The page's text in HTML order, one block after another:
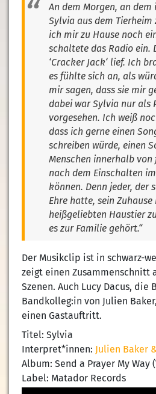
An dem Morgen, an
Sylvia aus dem
ich mir zu Hause noch
schaltete das Radio ein.
‘Cracker Jack‘ lief. Ich
es fühlte sich an, als
mir sagen, dass sie mir
dabei war Sylvia nur als
vorgesehen. Ich weiß
dass ich gerne einen
schreiben würde, einen
Menschen innerhalb von
nach dem Einschalten
können. Denn jeder, der
Ehre hatte, sein
heißgeliebten Haustier
es zur Familie gehört.“
Der Musikclip ist in schwarz-
zeigt einen Zusammenschnitt
Szenen. Auch Lucy Dacus, die
Bandkolleg:in von Julien
einen Gastauftritt.
Titel: Sylvia
Interpret*innen: Julien Baker
Album: Send a Prayer My Way
Label: Matador Records